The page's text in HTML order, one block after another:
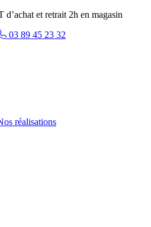
et retrait 2h en magasin
03 89 45 23 32
réalisations